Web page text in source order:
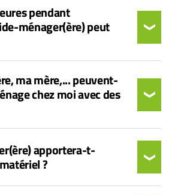
pendant
ménager(ère) peut
ma mère,... peuvent-
chez moi avec des
apportera-t-
?